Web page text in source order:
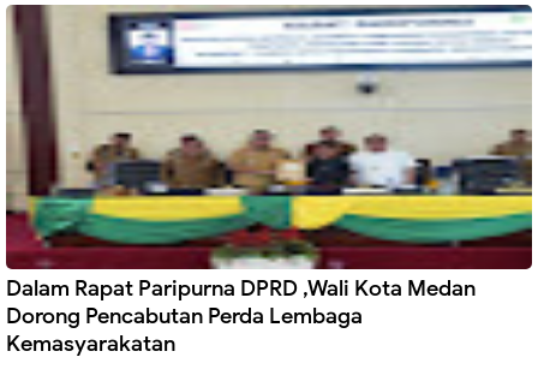
Dalam Rapat Paripurna DPRD ,Wali Kota Medan
Dorong Pencabutan Perda Lembaga
Kemasyarakatan